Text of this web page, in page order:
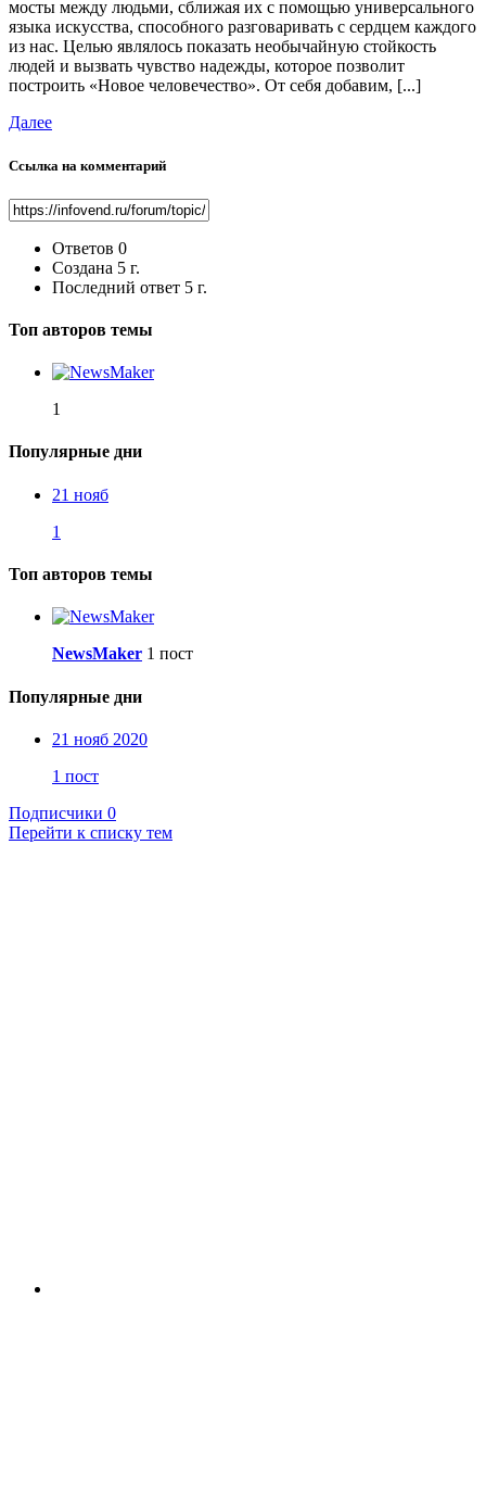
мосты между людьми, сближая их с помощью универсального
языка искусства, способного разговаривать с сердцем каждого
из нас. Целью являлось показать необычайную стойкость
людей и вызвать чувство надежды, которое позволит
построить «Новое человечество». От себя добавим, [...]
Далее
Ссылка на комментарий
Ответов 0
Создана 5 г.
Последний ответ 5 г.
Топ авторов темы
1
Популярные дни
21 нояб
1
Топ авторов темы
NewsMaker 1 пост
Популярные дни
21 нояб 2020
1 пост
Подписчики 0
Перейти к списку тем